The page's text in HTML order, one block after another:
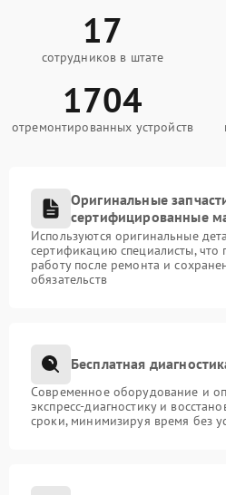
17
сотрудников в штате
1704
отремонтированных устройств
Оригинальные
сертифицированные
Используются оригинальные
сертификацию специалисты, что
работу после ремонта и
обязательств
Бесплатная
Современное оборудование и
экспресс-диагностику и
сроки, минимизируя время без